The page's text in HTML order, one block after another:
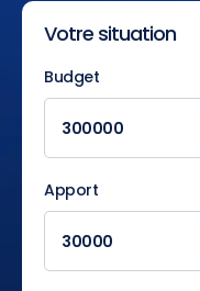
Votre situation
Budget
Apport